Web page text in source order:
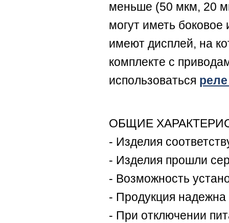
меньше (50 мкм, 20
могут иметь
имеют дисплей, на
комплекте с
использоваться
ОБЩИЕ
- Изделия
- Изделия прошли
- Возможность
- Продукция надежна
- При отключении